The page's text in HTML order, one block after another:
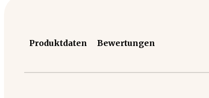
Produktdaten Bewertungen